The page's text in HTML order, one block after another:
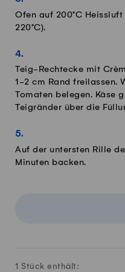
Ofen auf 200°C
220°C).
Teig-Rechtecke mit
1-2 cm Rand freilassen.
Tomaten belegen. Käse
Teigränder über die
Auf der untersten Rille
Minuten backen.
1 Stück enthält: